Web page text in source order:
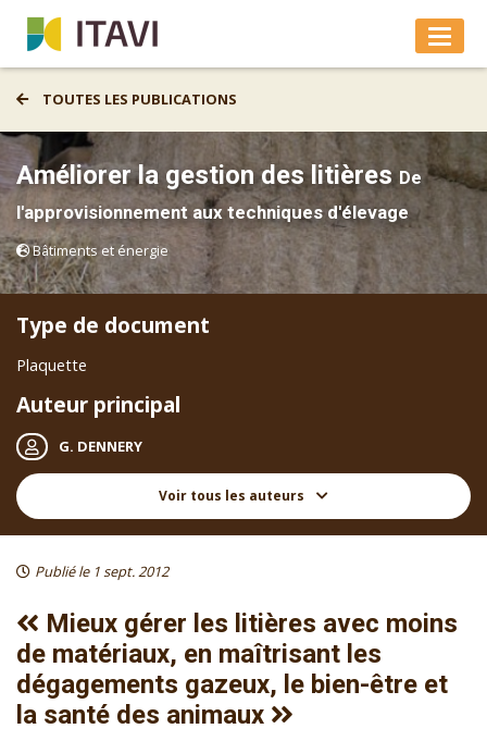
TOUTES LES PUBLICATIONS
Améliorer la gestion des litièresDe
l'approvisionnement aux techniques d'élevage
Bâtiments et énergie
Type de document
Plaquette
Auteur principal
G. DENNERY
Voir tous les auteurs
Publié le 1 sept. 2012
Mieux gérer les litières avec moins
de matériaux, en maîtrisant les
dégagements gazeux, le bien-être et
la santé des animaux